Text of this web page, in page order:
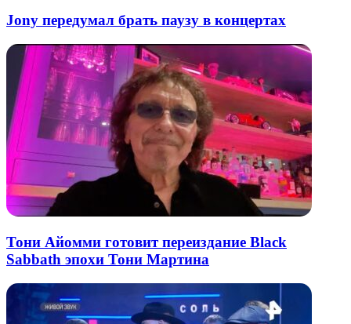
Jony передумал брать паузу в концертах
Тони Айомми готовит переиздание Black
Sabbath эпохи Тони Мартина